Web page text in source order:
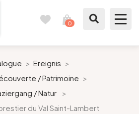
0
> Ereignis >
/ Patrimoine >
/ Natur
>
du Val Saint-Lambert